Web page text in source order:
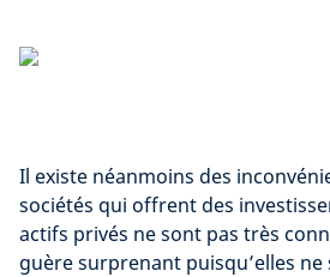
Il existe néanmoins des
sociétés qui offrent des
actifs privés ne sont pas très
guère surprenant puisqu’elles